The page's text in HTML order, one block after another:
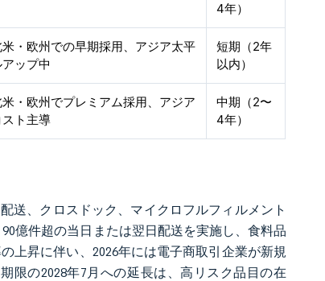
4年）
・欧州での早期採用、アジア太平
ップ中
短期（2年
以内）
・欧州でプレミアム採用、アジア
ト主導
中期（2〜
4年）
送、クロスドック、マイクロフルフィルメント
億件超の当日または翌日配送を実施し、食料品
上昇に伴い、2026年には電子商取引企業が新規
限の2028年7月への延長は、高リスク品目の在